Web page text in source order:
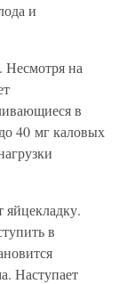
и
на
в
40 мг каловых
яйцекладку.
в
Наступает